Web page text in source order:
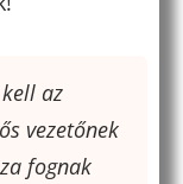
az
vezetőnek
fognak